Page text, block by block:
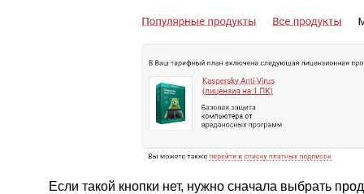
Если такой кнопки нет, нужно сначала выбрать